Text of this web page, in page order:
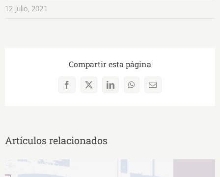
12 julio, 2021
Compartir esta página
Facebook
X LinkedInWhatsAppCorreo
Artículos relacionados